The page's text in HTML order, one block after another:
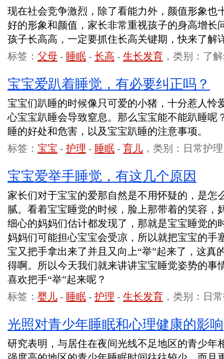
现在社会竞争激烈，除了看能力外，颜值形象也
好的形象和颜值，家长非常重视孩子的身高增长
孩子长高高，一定要抓住长高关键期，快来了解
标签： 父母 - 睡眠 - 长高 - 生长发育 ，类别：了
宝宝爱趴着睡觉，有必要纠正吗？
宝宝们趴睡的时候像只可爱的小猪，十分惹人怜
心宝宝趴睡会导致窒息。那么宝宝能不能趴睡呢
睡的好处和危害，以及宝宝趴睡的注意事项。
标签： 宝宝 - 护理 - 睡眠 - 育儿 ，类别：日常护理
宝宝爱举手睡觉，有这几个原因
家长们对于宝宝的爱那自然是不用怀疑的，是怎
腻。看着宝宝睡觉的时候，脸上那带着的笑容，
细心的妈妈们估计都发现了，那就是宝宝睡觉的
妈妈们可能担心宝宝会受凉，所以就把宝宝的手
宝又把手拿出来了并且又向上“举”起来了，这真
得啊。所以今天我们就来讲讲宝宝睡觉姿势的事
喜欢把手“举”起来呢？
标签： 婴儿 - 睡眠 - 护理 - 生长发育 ，类别：日
光照对青少年睡眠和心理健康的影响
研究表明，与居住在夜间光线不足地区的青少年